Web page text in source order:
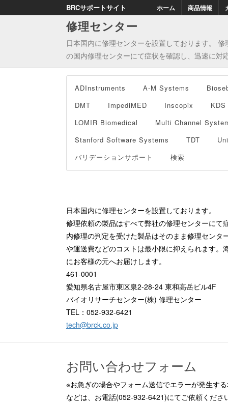
BRCサポートサイト ホーム 商品情報
修理センター
日本国内に修理センターを設置しております。
の国内修理センターにて症状を確認し、迅速に対
ADInstruments A-M Systems
DMT
ImpediMED Inscopix
KDS
LOMIR Biomedical
Multi Channel
Stanford Software Systems
TDT
バリデーションサポート
検索
日本国内に修理センターを設置しております。
修理依頼の製品はすべて弊社の修理センターに
内修理の判定を受けた製品はそのまま修理セン
や運送費などのコストは最小限に抑えられます
にお客様の元へお届けします。
461-0001
愛知県名古屋市東区泉2-28-24 東和高岳ビル4F
バイオリサーチセンター(株) 修理センター
TEL：052-932-6421
tech@brck.co.jp
お問い合わせフォーム
※お急ぎの場合やフォーム送信でエラーが発生す
などは、お電話(052-932-6421)にてご依頼くださ